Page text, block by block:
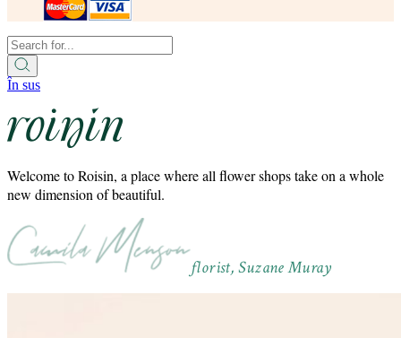
În sus
Welcome to Roisin, a place where all flower shops take on a whole
new dimension of beautiful.
florist, Suzane Muray